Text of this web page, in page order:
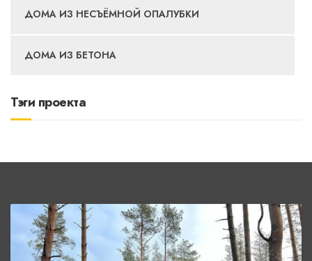
ДОМА ИЗ НЕСЪЁМНОЙ ОПАЛУБКИ
ДОМА ИЗ БЕТОНА
Тэги проекта